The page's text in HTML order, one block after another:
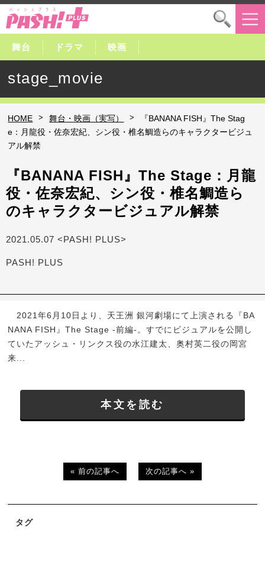
舞台 ドラマ 映画
stage_movie
HOME > 舞台・映画（実写） >
『BANANA FISH』The Stag
e：月龍役・佐奈宏紀、シン役・椎名鯛造らのキャラクタービジュ
アル解禁
『BANANA FISH』The Stage：月龍
役・佐奈宏紀、シン役・椎名鯛造ら
のキャラクタービジュアル解禁
2021.05.07 <PASH! PLUS>
PASH! PLUS
2021年6月10日より、天王洲 銀河劇場にて上演される『BA
NANA FISH』The Stage -前編-。すでにビジュアルを公開し
ていたアッシュ・リンクス役の水江建太、奥村英二役の岡宮
来...
本文を読む
« 前の記事へ 次の記事へ »
タグ